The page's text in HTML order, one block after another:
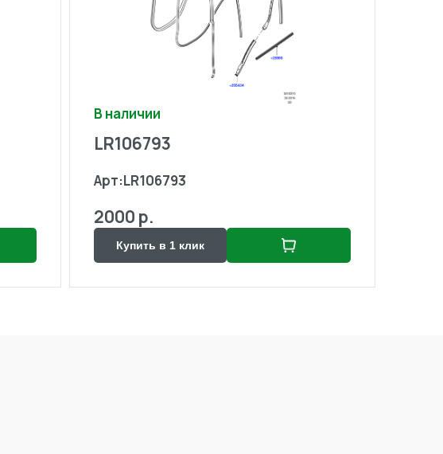
В наличии
LR106793
Арт:LR106793
2000 р.
Купить в 1 клик